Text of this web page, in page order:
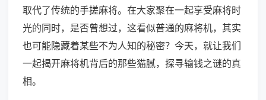
取代了传统的手搓麻将。在大家聚在一起享受麻将时
光的同时，是否曾想过，这看似普通的麻将机，其实
也可能隐藏着某些不为人知的秘密？今天，就让我们
一起揭开麻将机背后的那些猫腻，探寻输钱之谜的真
相。